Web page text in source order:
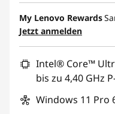
eCoupon-Rabatt :-
eCoupon :
My Lenovo Rewards
Jetzt anmelden
Intel® Core™
bis zu 4,40 GHz
Windows 11 Pro